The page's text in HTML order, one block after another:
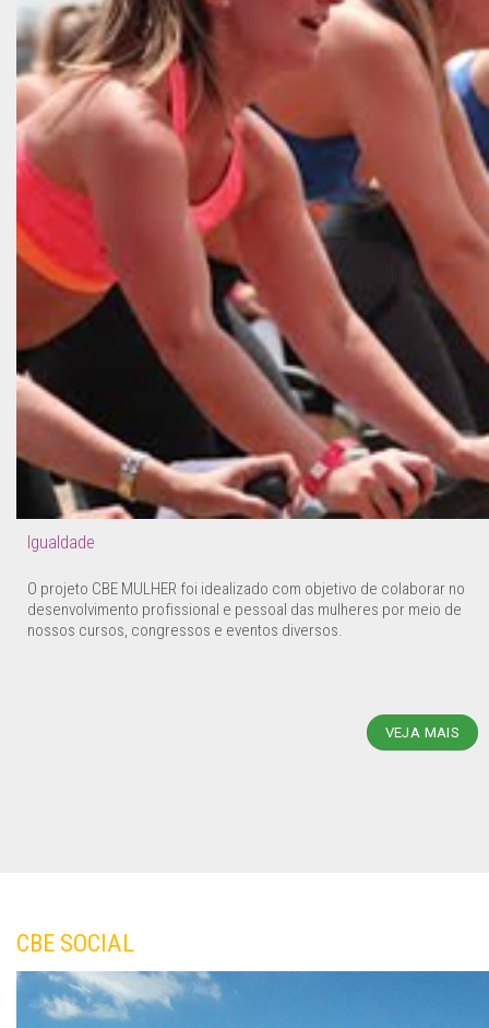
Igualdade
O projeto CBE MULHER foi idealizado com objetivo de colaborar no
desenvolvimento profissional e pessoal das mulheres por meio de
nossos cursos, congressos e eventos diversos.
VEJA MAIS
CBE SOCIAL